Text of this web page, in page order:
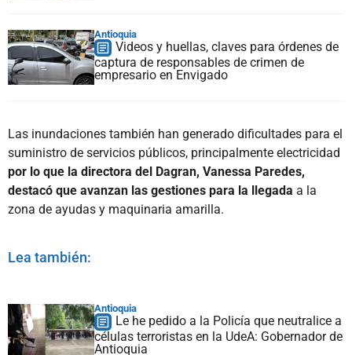
Antioquia
Videos y huellas, claves para órdenes de
captura de responsables de crimen de
empresario en Envigado
Las inundaciones también han generado dificultades para el
suministro de servicios públicos, principalmente electricidad
por lo que la directora del Dagran, Vanessa Paredes,
destacó que avanzan las gestiones para la llegada a la
zona de ayudas y maquinaria amarilla.
Lea también:
Antioquia
Le he pedido a la Policía que neutralice a
células terroristas en la UdeA: Gobernador de
Antioquia